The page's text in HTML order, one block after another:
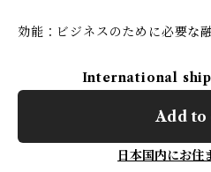
効能：ビジネスのために必要な
International
Add to
日本国内にお住